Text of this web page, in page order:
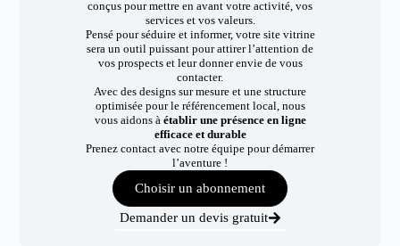
conçus pour mettre en avant votre activité, vos
services et vos valeurs.
Pensé pour séduire et informer, votre site vitrine
sera un outil puissant pour attirer l’attention de
vos prospects et leur donner envie de vous
contacter.
Avec des designs sur mesure et une structure
optimisée pour le référencement local, nous
vous aidons à établir une présence en ligne
efficace et durable
Prenez contact avec notre équipe pour démarrer
l’aventure !
Choisir un abonnement
Demander un devis gratuit